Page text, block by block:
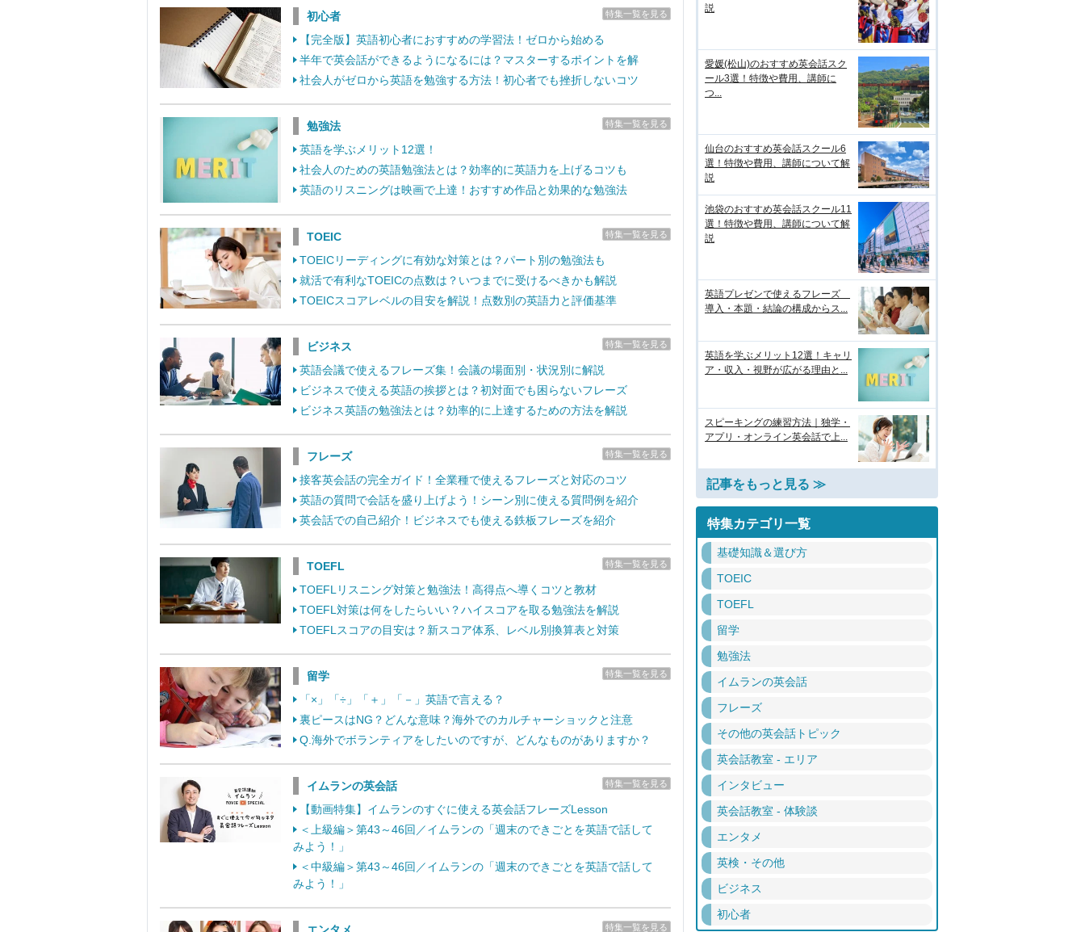
特集一覧を見る
初心者
【完全版】英語初心者におすすめの学習法！ゼロから始める
半年で英会話ができるようになるには？マスターするポイントを解
社会人がゼロから英語を勉強する方法！初心者でも挫折しないコツ
特集一覧を見る
勉強法
英語を学ぶメリット12選！
社会人のための英語勉強法とは？効率的に英語力を上げるコツも
英語のリスニングは映画で上達！おすすめ作品と効果的な勉強法
特集一覧を見る
TOEIC
TOEICリーディングに有効な対策とは？パート別の勉強法も
就活で有利なTOEICの点数は？いつまでに受けるべきかも解説
TOEICスコアレベルの目安を解説！点数別の英語力と評価基準
特集一覧を見る
ビジネス
英語会議で使えるフレーズ集！会議の場面別・状況別に解説
ビジネスで使える英語の挨拶とは？初対面でも困らないフレーズ
ビジネス英語の勉強法とは？効率的に上達するための方法を解説
特集一覧を見る
フレーズ
接客英会話の完全ガイド！全業種で使えるフレーズと対応のコツ
英語の質問で会話を盛り上げよう！シーン別に使える質問例を紹介
英会話での自己紹介！ビジネスでも使える鉄板フレーズを紹介
特集一覧を見る
TOEFL
TOEFLリスニング対策と勉強法！高得点へ導くコツと教材
TOEFL対策は何をしたらいい？ハイスコアを取る勉強法を解説
TOEFLスコアの目安は？新スコア体系、レベル別換算表と対策
特集一覧を見る
留学
「×」「÷」「＋」「－」英語で言える？
裏ピースはNG？どんな意味？海外でのカルチャーショックと注意
Q.海外でボランティアをしたいのですが、どんなものがありますか？
特集一覧を見る
イムランの英会話
【動画特集】イムランのすぐに使える英会話フレーズLesson
＜上級編＞第43～46回／イムランの「週末のできごとを英語で話して
みよう！」
＜中級編＞第43～46回／イムランの「週末のできごとを英語で話して
みよう！」
特集一覧を見る
説
愛媛(松山)のおすすめ英会話スク
ール3選！特徴や費用、講師に
つ...
仙台のおすすめ英会話スクール6
選！特徴や費用、講師について解
説
池袋のおすすめ英会話スクール11
選！特徴や費用、講師について解
説
英語プレゼンで使えるフレーズ
導入・本題・結論の構成からス...
英語を学ぶメリット12選！キャリ
ア・収入・視野が広がる理由と...
スピーキングの練習方法｜独学・
アプリ・オンライン英会話で上...
記事をもっと見る ≫
特集カテゴリ一覧
基礎知識＆選び方
TOEIC
TOEFL
留学
勉強法
イムランの英会話
フレーズ
その他の英会話トピック
英会話教室 - エリア
インタビュー
英会話教室 - 体験談
エンタメ
英検・その他
ビジネス
初心者